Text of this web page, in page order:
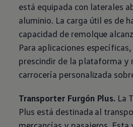
está equipada con laterales
aluminio. La carga útil es de
capacidad de remolque
Para aplicaciones
prescindir de la plataforma y
carrocería personalizada
Transporter Furgón Plus. La
Plus está destinada al